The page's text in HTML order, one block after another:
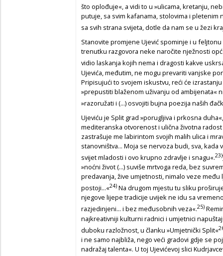
što oplođuje«, a vidi to u »ulicama, kretanju,
putuje, sa svim kafanama, stolovima i pletenim
sa svih strana svijeta, dotle da nam se u žezi
Stanovite promjene Ujević spominje i u feljtonu
trenutku razgovora neke naročite nježnosti
vidio laskanja kojih nema i dragosti kakve
Ujevića, međutim, ne mogu prevariti vanjske
Pripisujući to svojem iskustvu, reći će
»prepustiti blaženom uživanju od ambijenata«
»razoružati i (...) osvojiti bujna poezija naših
Ujeviću je Split grad »porugljiva i prkosna
mediteranska otvorenost i ulična životna
zastrašuje me labirintom svojih malih ulica i
stanovništva... Moja se nervoza budi, sva,
svijet mladosti i ovo krupno zdravlje i snagu«.23)
»noćni život (...) suviše mrtvoga reda, bez
predavanja, žive umjetnosti, nimalo veze
postoji...«24) Na drugom mjestu tu sliku
njegove lijepe tradicije uvijek ne idu sa
razjedinjeni... i bez međusobnih veza«.25)
najkreativniji kulturni radnici i umjetnici
duboku razložnost, u članku »Umjetnički Split«
i ne samo najbliža, nego veći gradovi gdje se
nadražaj talenta«. U toj Ujevićevoj slici